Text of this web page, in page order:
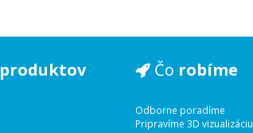
produktov Čo robíme
Odborne poradíme
Pripravíme 3D vizualizáciu